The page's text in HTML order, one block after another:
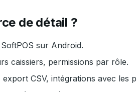
de détail ?
sur Android.
caissiers, permissions par rôle.
CSV, intégrations avec les